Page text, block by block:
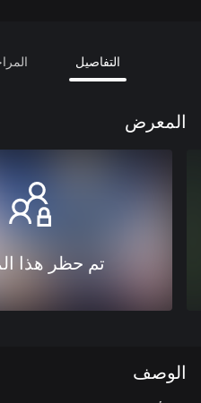
التفاصيل
المعرض
تم حظر هذا
الوصف